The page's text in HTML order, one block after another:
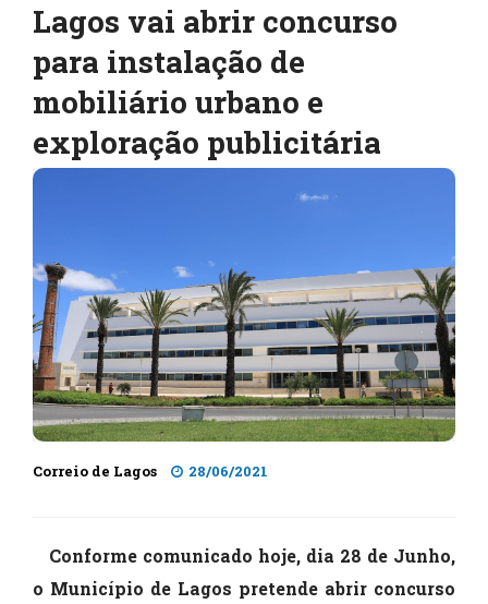
Lagos vai abrir concurso
para instalação de
mobiliário urbano e
exploração publicitária
Correio de Lagos 28/06/2021
Conforme comunicado hoje, dia 28 de Junho,
o Município de Lagos pretende abrir concurso